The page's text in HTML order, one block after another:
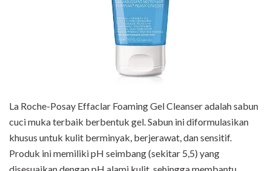
La Roche-Posay Effaclar Foaming Gel Cleanser adalah sabun
cuci muka terbaik berbentuk gel. Sabun ini diformulasikan
khusus untuk kulit berminyak, berjerawat, dan sensitif.
Produk ini memiliki pH seimbang (sekitar 5,5) yang